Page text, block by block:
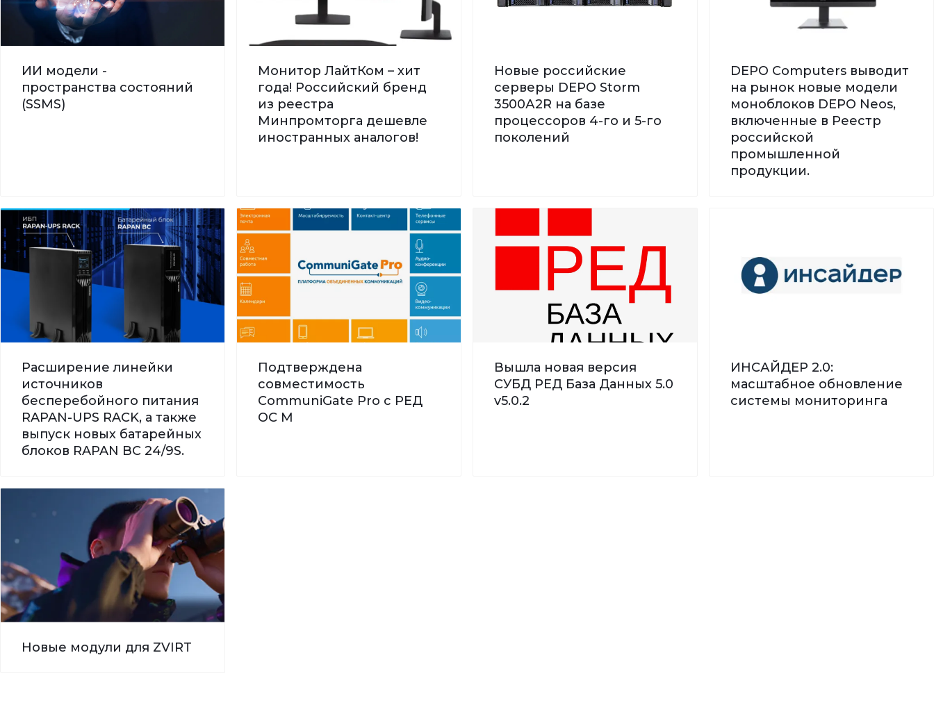
ИИ модели -
пространства состояний
(SSMS)
Монитор ЛайтКом – хит
года! Российский бренд
из реестра
Минпромторга дешевле
иностранных аналогов!
Новые российские
серверы DEPO Storm
3500А2R на базе
процессоров 4-го и 5-го
поколений
DEPO Computers выводит
на рынок новые модели
моноблоков DEPO Neos,
включенные в Реестр
российской
промышленной
продукции.
Расширение линейки
источников
бесперебойного питания
RAPAN-UPS RACK, а также
выпуск новых батарейных
блоков RAPAN BC 24/9S.
Подтверждена
совместимость
CommuniGate Pro с РЕД
ОС М
Вышла новая версия
СУБД РЕД База Данных 5.0
v5.0.2
ИНСАЙДЕР 2.0:
масштабное обновление
системы мониторинга
Новые модули для ZVIRT